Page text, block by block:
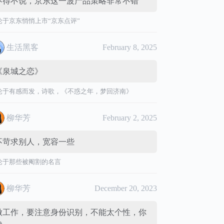
于京东悄悄上市“京东点评”
生活黑客 February 8, 2025
泉城之恋》
于有感而发，诗歌，《不惑之年，梦回济南》
柳华芳 February 2, 2025
苛求别人，宽容一些
于那些被阉割的名言
柳华芳 December 20, 2023
工作，要注意身份识别，不能太个性，你